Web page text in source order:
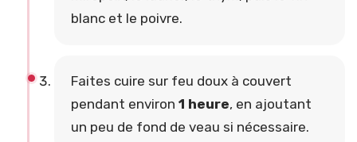
blanc et le poivre.
Faites cuire sur feu doux à couvert
pendant environ 1 heure, en ajoutant
un peu de fond de veau si nécessaire.